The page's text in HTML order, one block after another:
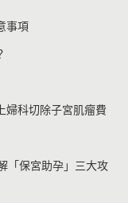
事項
婦科切除子宮肌瘤費
「保宮助孕」三大攻